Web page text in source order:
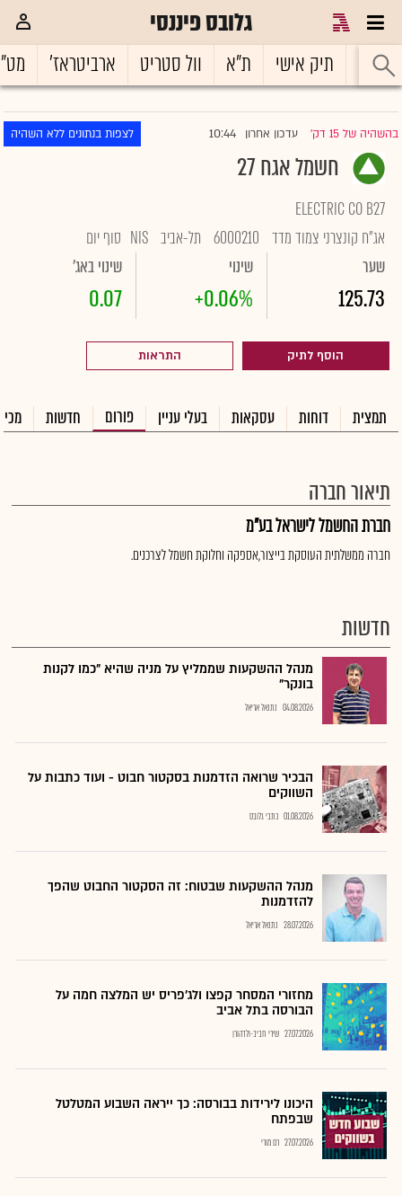
גלובס פיננסי
ראשי תיק אישי ת"א וול סטריט ארביטראז'
בהשהיה של 15 דק' |עדכון אחרון 10:44 לצפות בנתונים ללא השהיה
חשמל אגח 27
ELECTRIC CO B27
אג"ח קונצרני צמוד מדד 6000210 תל-אביב NIS סוף יום
שער
125.73
שינוי
+0.06%
שינוי באג'
0.07
הוסף לתיק התראות
תמצית דוחות עסקאות בעלי עניין פורום חדשות
תיאור חברה
חברת החשמל לישראל בע"מ
חברה ממשלתית העוסקת בייצור,אספקה וחלוקת חשמל לצרכנים.
חדשות
מנהל ההשקעות שממליץ על מניה שהיא "כמו לקנות
בונקר"
04.08.2026 נתנאל אריאל
הבכיר שרואה הזדמנות בסקטור חבוט - ועוד כתבות על
השווקים
01.08.2026 כתבי גלובס
מנהל ההשקעות שבטוח: זה הסקטור החבוט שהפך
להזדמנות
28.07.2026 נתנאל אריאל
מחזורי המסחר קפצו ולג'פריס יש המלצה חמה על
הבורסה בתל אביב
27.07.2026 שירי חביב-ולדהורן
היכונו לירידות בבורסה: כך ייראה השבוע המטלטל
שבפתח
27.07.2026 רם מורי